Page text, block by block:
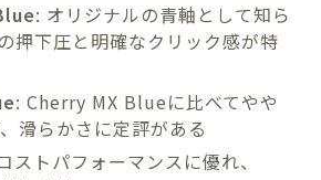
: オリジナルの青軸として知ら
押下圧と明確なクリック感が特
: Cherry MX Blueに比べてやや
滑らかさに定評がある
ストパフォーマンスに優れ、